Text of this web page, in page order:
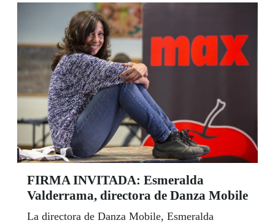
victoriana. Hijo de varias generaciones de
catedráticos, ha dejado de creer en la Univesidad
como fuente de conocimiento e investigación,
después de doce años como profesor, y se refugia
ahora en el boxeo para huir de la mediocridad.
Espinar es un autor con mayúsculas pero todo un
personaje. Un día se llevó a su mujer, inglesa, al
Mirador de San Nicolás con una venda en los
ojos, esperó a que atardeciera y cuando
iluminaron la Alhambra le pidió que se casara con
para mí”, sostiene el novelista de ‘El peso del
alma’.
FIRMA INVITADA: Esmeralda
Valderrama, directora de Danza Mobile
La directora de Danza Mobile, Esmeralda